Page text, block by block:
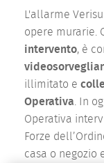
L'allarme
opere murarie.
intervento, è
illimitato e
Operativa . In
Operativa
Forze
casa o negozio